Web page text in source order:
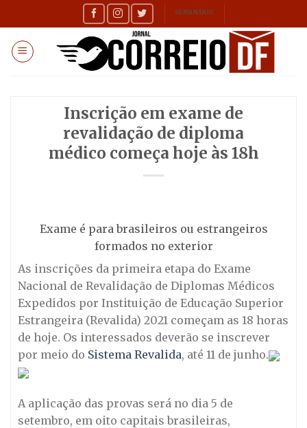
to
content
SEMANÁRIO
Inscrição em exame de
revalidação de diploma
médico começa hoje às 18h
Exame é para brasileiros ou estrangeiros
formados no exterior
As inscrições da primeira etapa do Exame
Nacional de Revalidação de Diplomas Médicos
Expedidos por Instituição de Educação Superior
Estrangeira (Revalida) 2021 começam as 18 horas
de hoje. Os interessados deverão se inscrever
por meio do Sistema Revalida, até 11 de junho.
A aplicação das provas será no dia 5 de
setembro, em oito capitais brasileiras,